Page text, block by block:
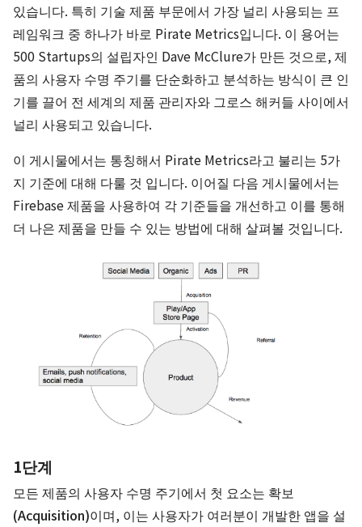
있습니다. 특히 기술 제품 부문에서 가장 널리 사용되는 프
레임워크 중 하나가 바로 Pirate Metrics입니다. 이 용어는
500 Startups의 설립자인 Dave McClure가 만든 것으로, 제
품의 사용자 수명 주기를 단순화하고 분석하는 방식이 큰 인
기를 끌어 전 세계의 제품 관리자와 그로스 해커들 사이에서
널리 사용되고 있습니다.
이 게시물에서는 통칭해서 Pirate Metrics라고 불리는 5가
지 기준에 대해 다룰 것 입니다. 이어질 다음 게시물에서는
Firebase 제품을 사용하여 각 기준들을 개선하고 이를 통해
더 나은 제품을 만들 수 있는 방법에 대해 살펴볼 것입니다.
1단계
모든 제품의 사용자 수명 주기에서 첫 요소는 확보
(Acquisition)이며, 이는 사용자가 여러분이 개발한 앱을 설